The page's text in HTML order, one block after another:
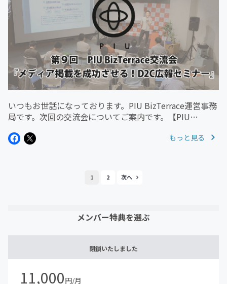
いつもお世話になっております。PIU BizTerrace運営事務
局です。次回の交流会についてご案内です。【PIU
載を成功させる！D2C広報セミナー』お申し込みはこちら
もっと見る
1 2
メンバー特典を選ぶ
閉鎖いたしました
11,000円/月